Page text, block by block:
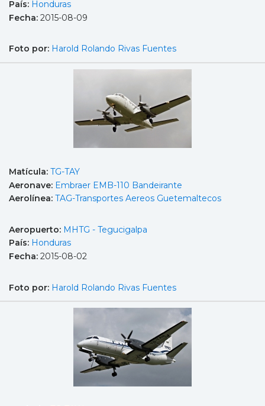
País: Honduras
Fecha: 2015-08-09
Foto por: Harold Rolando Rivas Fuentes
Matícula: TG-TAY
Aeronave: Embraer EMB-110 Bandeirante
Aerolínea: TAG-Transportes Aereos Guetemaltecos
Aeropuerto: MHTG - Tegucigalpa
País: Honduras
Fecha: 2015-08-02
Foto por: Harold Rolando Rivas Fuentes